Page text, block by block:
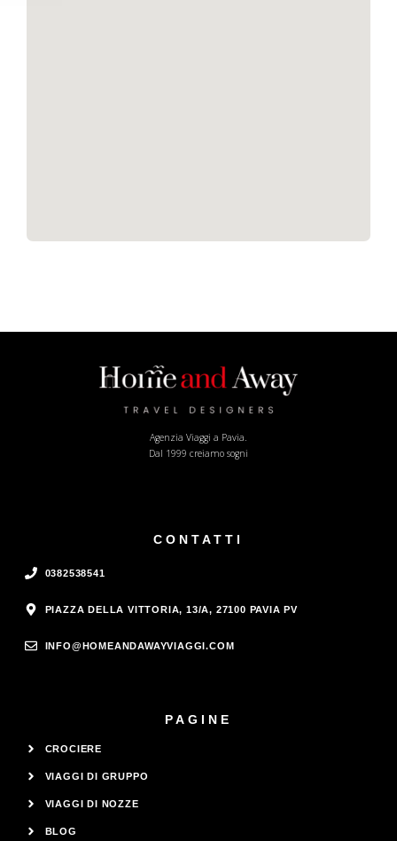
Agenzia Viaggi a Pavia.
Dal 1999 creiamo sogni
CONTATTI
0382538541
PIAZZA DELLA VITTORIA, 13/A, 27100 PAVIA PV
INFO@HOMEANDAWAYVIAGGI.COM
PAGINE
CROCIERE
VIAGGI DI GRUPPO
VIAGGI DI NOZZE
BLOG